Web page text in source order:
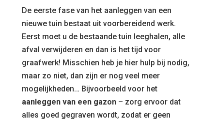
De eerste fase van het aanleggen van een
nieuwe tuin bestaat uit voorbereidend werk.
Eerst moet u de bestaande tuin leeghalen, alle
afval verwijderen en dan is het tijd voor
graafwerk! Misschien heb je hier hulp bij nodig,
maar zo niet, dan zijn er nog veel meer
mogelijkheden… Bijvoorbeeld voor het
aanleggen van een gazon– zorg ervoor dat
alles goed gegraven wordt, zodat er geen